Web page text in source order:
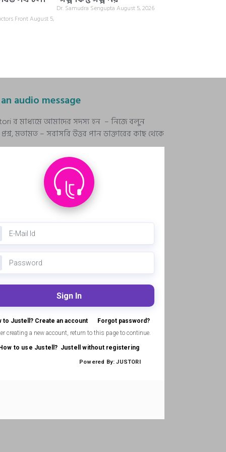
FrontAugust 5,
Dr. Samudra Sengupta August 5, 2026
audio message
র মাধ্যমে আমাদের সদস্য হন – নিজে বলুন
মতামত – সরাসরি উত্তর পান ডাক্তারের কাছ থেকে